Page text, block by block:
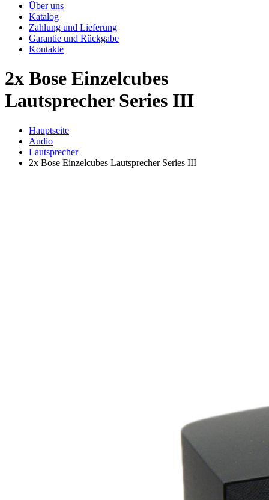
Über uns
Katalog
Zahlung und Lieferung
Garantie und Rückgabe
Kontakte
2x Bose Einzelcubes
Lautsprecher Series III
Hauptseite
Audio
Lautsprecher
2x Bose Einzelcubes Lautsprecher Series III